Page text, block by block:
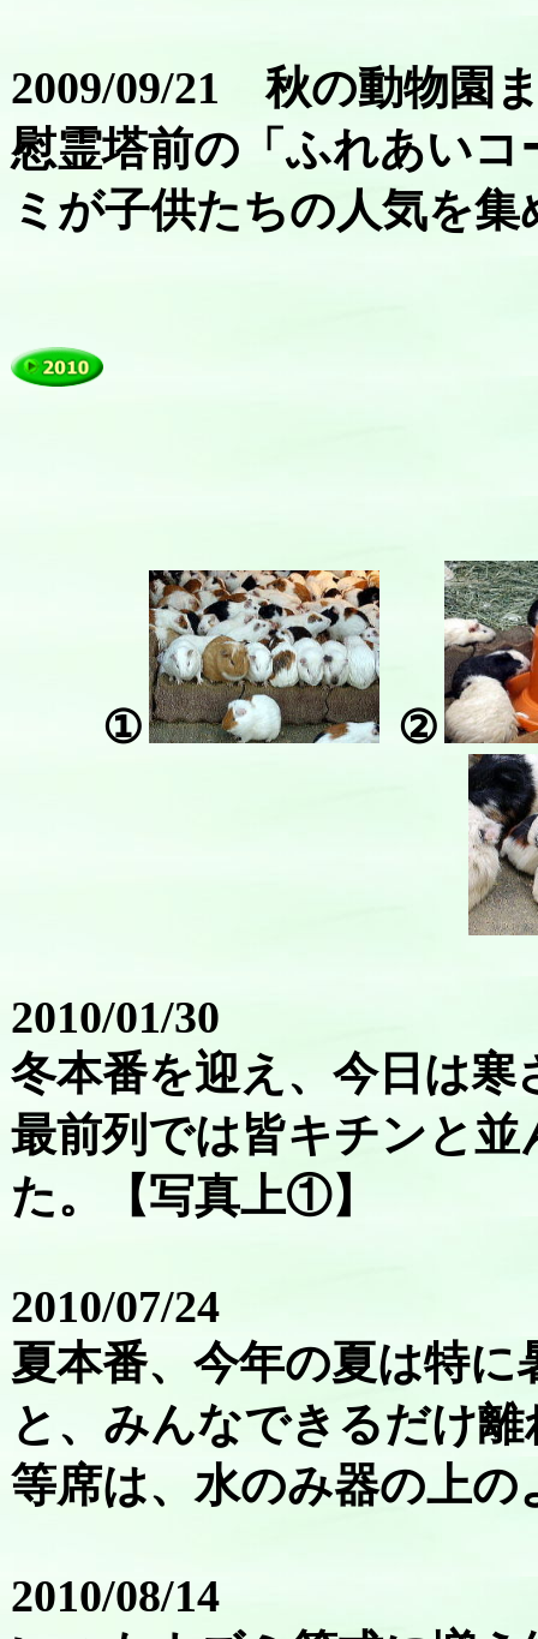
2009/09/21 秋の動物園
慰霊塔前の「ふれあい
ミが子供たちの人気を
① ②
2010/01/30
冬本番を迎え、今日は
最前列では皆キチンと
た。【写真上①】
2010/07/24
夏本番、今年の夏は特
と、みんなできるだけ
等席は、水のみ器の上
2010/08/14